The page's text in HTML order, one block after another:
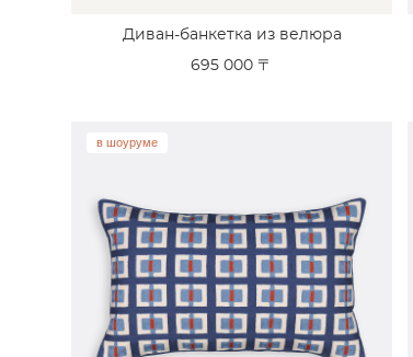
Диван-банкетка из велюра
695 000 〒
в шоуруме